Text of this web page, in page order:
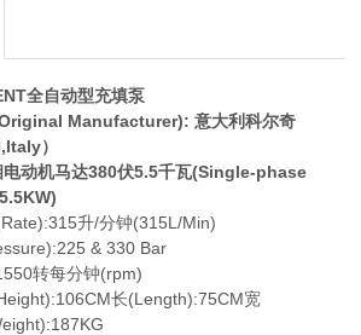
全自动型充填泵
Manufacturer): 意大利科尔奇
）
动机马达380伏5.5千瓦(Single-phase
升/分钟(315L/Min)
& 330 Bar
转每分钟(rpm)
长(Length):75CM宽